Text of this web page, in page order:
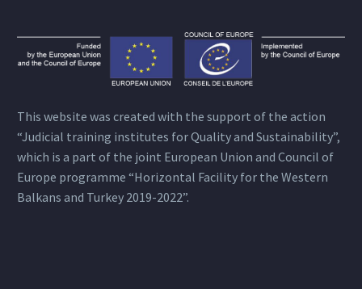
This website was created with the support of the action
“Judicial training institutes for Quality and Sustainability”,
which is a part of the joint European Union and Council of
Europe programme “Horizontal Facility for the Western
Balkans and Turkey 2019-2022”.